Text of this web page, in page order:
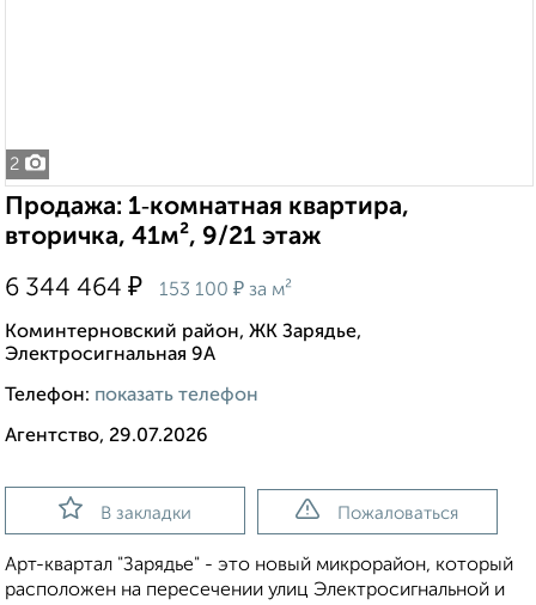
2
Продажа: 1‑комнатная квартира,
вторичка, 41м², 9/21 этаж
6 344 464 ₽ 153 100 ₽ за м²
Коминтерновский район, ЖК Зарядье,
Электросигнальная 9А
Телефон: показать телефон
Агентство, 29.07.2026
В закладки Пожаловаться
Арт-квартал "Зарядье" - это новый микрорайон, который
расположен на пересечении улиц Электросигнальной и